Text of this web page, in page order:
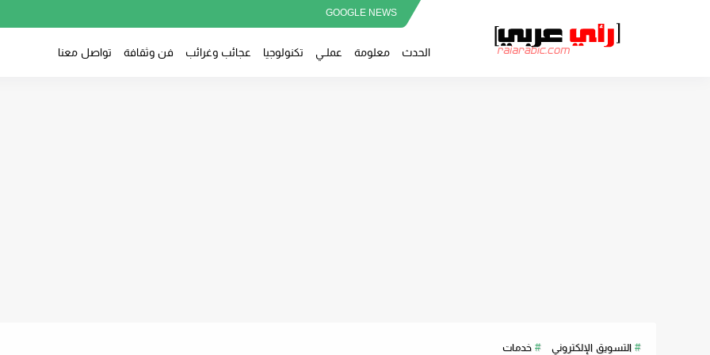
GOOGLE NEWS
الحدث معلومة عملــي تكنولوجيا عجائب وغرائب فن وثقافة تواصل معنا
التسويق الإلكتروني خدمات